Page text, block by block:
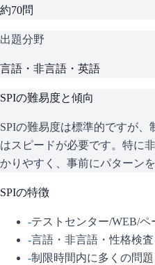
約70問
出題分野
言語・非言語・英語
SPIの難易度と傾向
SPIの難易度は標準的ですが
はスピードが必要です。特に
かりやすく、事前にパターン
SPIの特徴
-テストセンター/WEB/ペ
-言語・非言語・性格検査
-制限時間内に多くの問題